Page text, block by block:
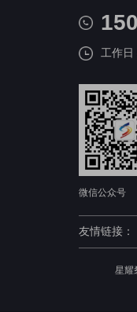
工作
微信公众号
友情链接
星耀